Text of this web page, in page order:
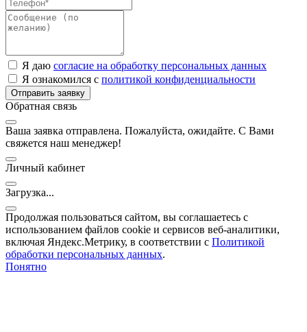
Я даю согласие на обработку персональных данных
Я ознакомился с политикой конфиденциальности
Отправить заявку
Обратная связь
Ваша заявка отправлена. Пожалуйста, ожидайте. С Вами
свяжется наш менеджер!
Личный кабинет
Загрузка...
Продолжая пользоваться сайтом, вы соглашаетесь с
использованием файлов cookie и сервисов веб-аналитики,
включая Яндекс.Метрику, в соответствии с Политикой
обработки персональных данных.
Понятно